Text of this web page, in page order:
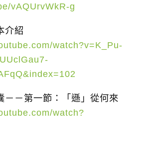
vAQUrvWkR-g
介紹
watch?v=K_Pu-
－－第一節：「遜」從何來
watch?